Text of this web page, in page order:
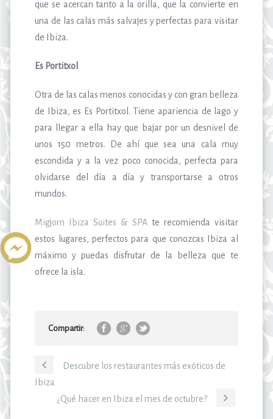
que se acercan tanto a la orilla, que la convierte en
una de las calas más salvajes y perfectas para visitar
de Ibiza.
Es Portitxol
Otra de las calas menos conocidas y con gran belleza
de Ibiza, es Es Portitxol. Tiene apariencia de lago y
para llegar a ella hay que bajar por un desnivel de
unos 150 metros. De ahí que sea una cala muy
escondida y a la vez poco conocida, perfecta para
olvidarse del día a día y transportarse a otros
mundos.
Migjorn Ibiza Suites & SPAte recomienda visitar
estos lugares, perfectos para que conozcas Ibiza al
máximo y puedas disfrutar de la belleza que te
ofrece la isla.
Compartir:
Descubre los restaurantes más exóticos de
Ibiza
¿Qué hacer en Ibiza el mes de octubre?